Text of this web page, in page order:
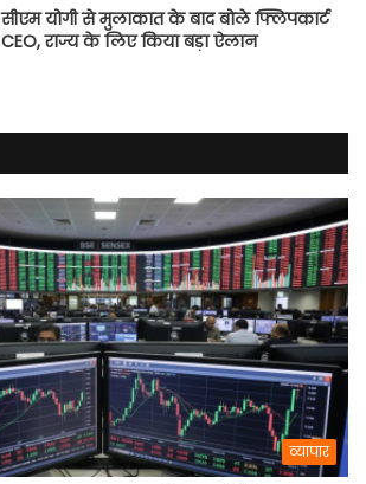
सीएम योगी से मुलाकात के बाद बोले फ्लिपकार्ट
CEO, राज्य के लिए किया बड़ा ऐलान
व्यापार